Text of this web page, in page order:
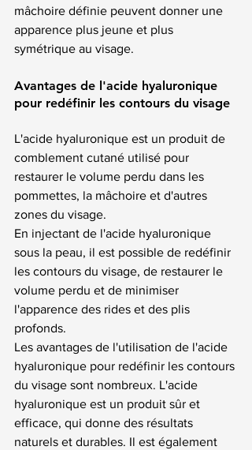
mâchoire définie peuvent donner une
apparence plus jeune et plus
symétrique au visage.
Avantages de l'acide hyaluronique
pour redéfinir les contours du visage
L'acide hyaluronique est un produit de
comblement cutané utilisé pour
restaurer le volume perdu dans les
pommettes, la mâchoire et d'autres
zones du visage.
En injectant de l'acide hyaluronique
sous la peau, il est possible de redéfinir
les contours du visage, de restaurer le
volume perdu et de minimiser
l'apparence des rides et des plis
profonds.
Les avantages de l'utilisation de l'acide
hyaluronique pour redéfinir les contours
du visage sont nombreux. L'acide
hyaluronique est un produit sûr et
efficace, qui donne des résultats
naturels et durables. Il est également